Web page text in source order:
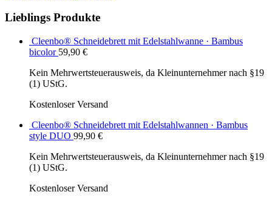
Lieblings Produkte
Cleenbo® Schneidebrett mit Edelstahlwanne · Bambus
bicolor 59,90 €
Kein Mehrwertsteuerausweis, da Kleinunternehmer nach §19
(1) UStG.
Kostenloser Versand
Cleenbo® Schneidebrett mit Edelstahlwannen · Bambus
style DUO 99,90 €
Kein Mehrwertsteuerausweis, da Kleinunternehmer nach §19
(1) UStG.
Kostenloser Versand